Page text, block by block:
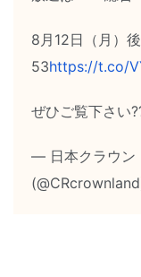
8月12日（月）
53https://t.co/
ぜひご覧下さい
— 日本クラウン